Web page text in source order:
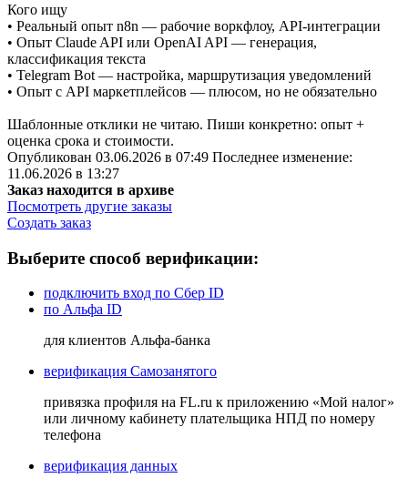
Кого ищу
• Реальный опыт n8n — рабочие воркфлоу, API-интеграции
• Опыт Claude API или OpenAI API — генерация,
классификация текста
• Telegram Bot — настройка, маршрутизация уведомлений
• Опыт с API маркетплейсов — плюсом, но не обязательно
Шаблонные отклики не читаю. Пиши конкретно: опыт +
оценка срока и стоимости.
Опубликован 03.06.2026 в 07:49 Последнее изменение:
11.06.2026 в 13:27
Заказ находится в архиве
Посмотреть другие заказы
Создать заказ
Выберите способ верификации:
подключить вход по Сбер ID
по Альфа ID
для клиентов Альфа-банка
верификация Самозанятого
привязка профиля на FL.ru к приложению «Мой налог»
или личному кабинету плательщика НПД по номеру
телефона
верификация данных